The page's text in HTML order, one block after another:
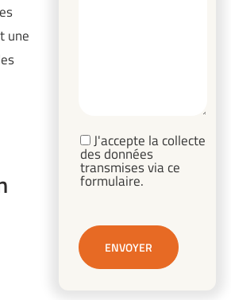
une
J'accepte la collecte
des données
transmises via ce
formulaire.